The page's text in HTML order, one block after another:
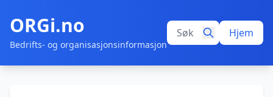
ORGi.no
Bedrifts- og organisasjonsinformasjon
Hjem